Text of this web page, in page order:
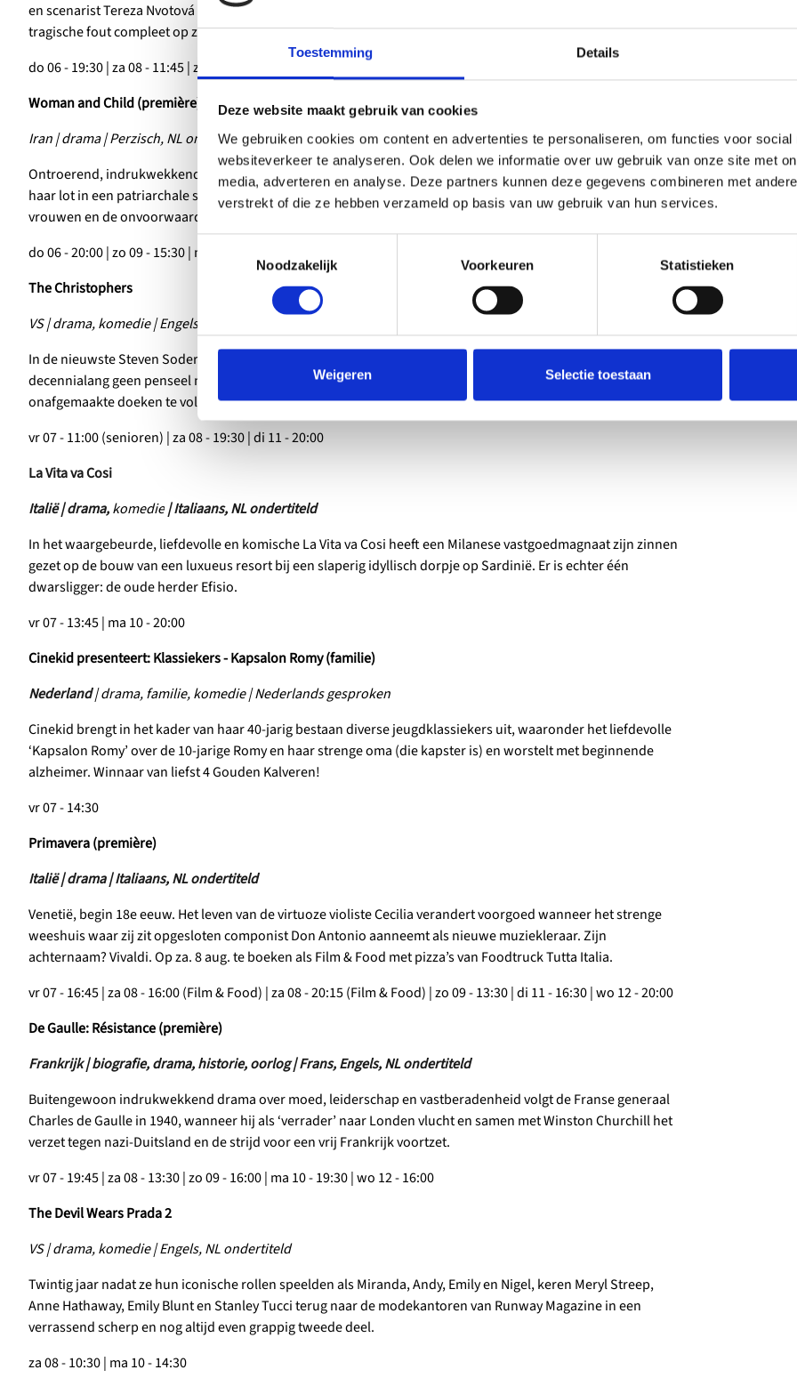
Toestemming Details
Deze website maakt gebruik van cookies
We gebruiken cookies om content en advertenties te personaliseren, om functies voor social
websiteverkeer te analyseren. Ook delen we informatie over uw gebruik van onze site met
media, adverteren en analyse. Deze partners kunnen deze gegevens combineren met
verstrekt of die ze hebben verzameld op basis van uw gebruik van hun services.
Noodzakelijk
Voorkeuren Statistieken
Weigeren Selectie toestaan
en scenarist Tereza Nvotová is een indringend portret van een vader wiens leven door een ondraaglijk
tragische fout compleet op z’n kop komt te staan.
do 06 - 19:30| za 08 - 11:45 | zo 09 - 19:30 | ma 10 - 16:45
Woman and Child (première)
Iran | drama | Perzisch, NL ondertiteld
Ontroerend, indrukwekkend portret van Saeed Roustaee over een vrouw die weigert zich neer te leggen bij
haar lot in een patriarchale samenleving is tevens een ode aan de onverwoestbare solidariteit tussen
vrouwen en de onvoorwaardelijke liefde voor hun kinderen.
do 06 - 20:00| zo 09 - 15:30 | ma 10 - 13:30 | wo 12 - 19:30
The Christophers
VS | drama, komedie | Engels, NL ondertiteld
In de nieuwste Steven Soderbergh heeft de legendarische schilder Julian Sklar (Ian McKellen) al
decennialang geen penseel meer aangeraakt. Zijn kinderen schakelen een voormalig vervalser in om zijn
onafgemaakte doeken te voltooien en zo een fortuin te vergaren.
vr 07 - 11:00 (senioren) | za 08 - 19:30 | di 11 - 20:00
La Vita va Cosi
Italië | drama,komedie| Italiaans, NL ondertiteld
In het waargebeurde, liefdevolle en komische La Vita va Cosi heeft een Milanese vastgoedmagnaat zijn zinnen
gezet op de bouw van een luxueus resort bij een slaperig idyllisch dorpje op Sardinië. Er is echter één
dwarsligger: de oude herder Efisio.
vr 07 - 13:45 | ma 10 - 20:00
Cinekid presenteert: Klassiekers - Kapsalon Romy (familie)
Nederland| drama, familie, komedie | Nederlands gesproken
Cinekid brengt in het kader van haar 40-jarig bestaan diverse jeugdklassiekers uit, waaronder het liefdevolle
‘Kapsalon Romy’ over de 10-jarige Romy en haar strenge oma (die kapster is) en worstelt met beginnende
alzheimer. Winnaar van liefst 4 Gouden Kalveren!
vr 07 - 14:30
Primavera (première)
Italië | drama | Italiaans, NL ondertiteld
Venetië, begin 18e eeuw. Het leven van de virtuoze violiste Cecilia verandert voorgoed wanneer het strenge
weeshuis waar zij zit opgesloten componist Don Antonio aanneemt als nieuwe muziekleraar. Zijn
achternaam? Vivaldi. Op za. 8 aug. te boeken als Film & Food met pizza’s van Foodtruck Tutta Italia.
vr 07 - 16:45 | za 08 - 16:00 (Film & Food) | za 08 - 20:15 (Film & Food) | zo 09 - 13:30| di 11 - 16:30 | wo 12 - 20:00
De Gaulle: Résistance (première)
Frankrijk | biografie, drama, historie, oorlog | Frans, Engels, NL ondertiteld
Buitengewoon indrukwekkend drama over moed, leiderschap en vastberadenheid volgt de Franse generaal
Charles de Gaulle in 1940, wanneer hij als ‘verrader’ naar Londen vlucht en samen met Winston Churchill het
verzet tegen nazi-Duitsland en de strijd voor een vrij Frankrijk voortzet.
vr 07 - 19:45 | za 08 - 13:30| zo 09 - 16:00| ma 10 - 19:30 | wo 12 - 16:00
The Devil Wears Prada 2
VS | drama, komedie | Engels, NL ondertiteld
Twintig jaar nadat ze hun iconische rollen speelden als Miranda, Andy, Emily en Nigel, keren Meryl Streep,
Anne Hathaway, Emily Blunt en Stanley Tucci terug naar de modekantoren van Runway Magazine in een
verrassend scherp en nog altijd even grappig tweede deel.
za 08 - 10:30 | ma 10 - 14:30